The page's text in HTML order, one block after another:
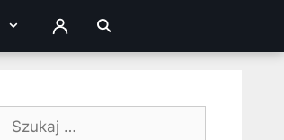
ZALOGUJ
Szukaj: